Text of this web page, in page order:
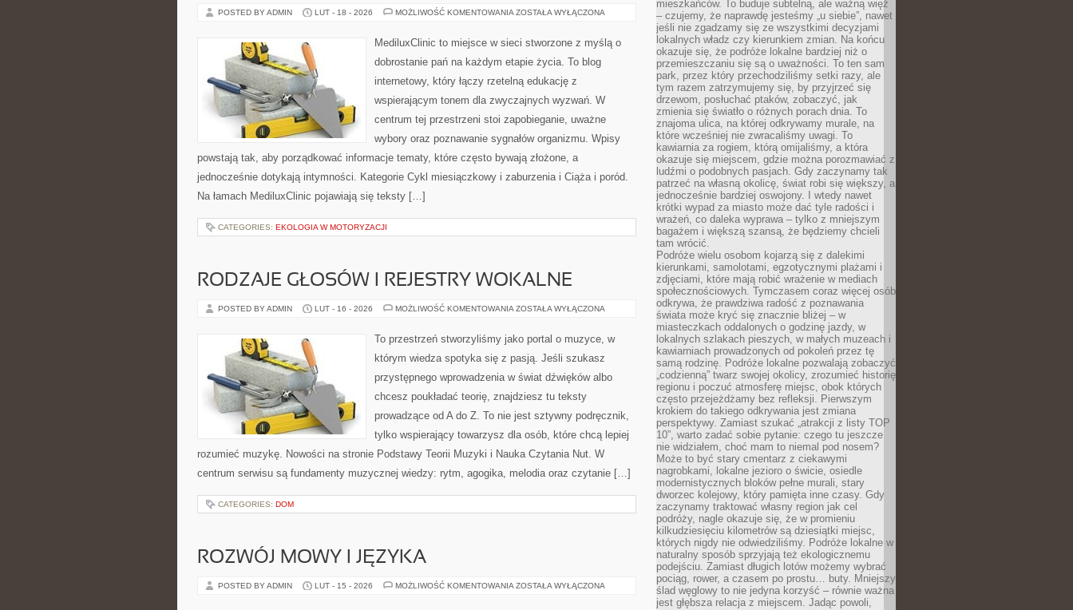
POSTED BY ADMIN LUT - 18 - 2026 MOŻLIWOŚĆ KOMENTOWANIA CHOROBY
ZOSTAŁA WYŁĄCZONA
MediluxClinic to miejsce w sieci stworzone z myślą o
dobrostanie pań na każdym etapie życia. To blog
internetowy, który łączy rzetelną edukację z
wspierającym tonem dla zwyczajnych wyzwań. W
centrum tej przestrzeni stoi zapobieganie, uważne
wybory oraz poznawanie sygnałów organizmu. Wpisy
powstają tak, aby porządkować informacje tematy, które często bywają złożone, a
jednocześnie dotykają intymności. Kategorie Cykl miesiączkowy i zaburzenia i Ciąża i poród.
Na łamach MediluxClinic pojawiają się teksty […]
CATEGORIES: EKOLOGIA W MOTORYZACJI
RODZAJE GŁOSÓW I REJESTRY WOKALNE
POSTED BY ADMIN LUT - 16 - 2026 MOŻLIWOŚĆ KOMENTOWANIA RODZAJE
REJESTRY
WOKALNE
ZOSTAŁA WYŁĄCZONA
To przestrzeń stworzyliśmy jako portal o muzyce, w
którym wiedza spotyka się z pasją. Jeśli szukasz
przystępnego wprowadzenia w świat dźwięków albo
chcesz poukładać teorię, znajdziesz tu teksty
prowadzące od A do Z. To nie jest sztywny podręcznik,
tylko wspierający towarzysz dla osób, które chcą lepiej
rozumieć muzykę. Nowości na stronie Podstawy Teorii Muzyki i Nauka Czytania Nut. W
centrum serwisu są fundamenty muzycznej wiedzy: rytm, agogika, melodia oraz czytanie […]
CATEGORIES: DOM
ROZWÓJ MOWY I JĘZYKA
POSTED BY ADMIN LUT - 15 - 2026 MOŻLIWOŚĆ KOMENTOWANIA ROZWÓJ
ZOSTAŁA WYŁĄCZONA
mieszkańców. To buduje subtelną, ale ważną więź
– czujemy, że naprawdę jesteśmy „u siebie”, nawet
jeśli nie zgadzamy się ze wszystkimi decyzjami
lokalnych władz czy kierunkiem zmian. Na końcu
okazuje się, że podróże lokalne bardziej niż o
przemieszczaniu się są o uważności. To ten sam
park, przez który przechodziliśmy setki razy, ale
tym razem zatrzymujemy się, by przyjrzeć się
drzewom, posłuchać ptaków, zobaczyć, jak
zmienia się światło o różnych porach dnia. To
znajoma ulica, na której odkrywamy murale, na
które wcześniej nie zwracaliśmy uwagi. To
kawiarnia za rogiem, którą omijaliśmy, a która
okazuje się miejscem, gdzie można porozmawiać z
ludźmi o podobnych pasjach. Gdy zaczynamy tak
patrzeć na własną okolicę, świat robi się większy, a
jednocześnie bardziej oswojony. I wtedy nawet
krótki wypad za miasto może dać tyle radości i
wrażeń, co daleka wyprawa – tylko z mniejszym
bagażem i większą szansą, że będziemy chcieli
tam wrócić.
Podróże wielu osobom kojarzą się z dalekimi
kierunkami, samolotami, egzotycznymi plażami i
zdjęciami, które mają robić wrażenie w mediach
społecznościowych. Tymczasem coraz więcej osób
odkrywa, że prawdziwa radość z poznawania
świata może kryć się znacznie bliżej – w
miasteczkach oddalonych o godzinę jazdy, w
lokalnych szlakach pieszych, w małych muzeach i
kawiarniach prowadzonych od pokoleń przez tę
samą rodzinę. Podróże lokalne pozwalają zobaczyć
„codzienną” twarz swojej okolicy, zrozumieć historię
regionu i poczuć atmosferę miejsc, obok których
często przejeżdżamy bez refleksji. Pierwszym
krokiem do takiego odkrywania jest zmiana
perspektywy. Zamiast szukać „atrakcji z listy TOP
10”, warto zadać sobie pytanie: czego tu jeszcze
nie widziałem, choć mam to niemal pod nosem?
Może to być stary cmentarz z ciekawymi
nagrobkami, lokalne jezioro o świcie, osiedle
modernistycznych bloków pełne murali, stary
dworzec kolejowy, który pamięta inne czasy. Gdy
zaczynamy traktować własny region jak cel
podróży, nagle okazuje się, że w promieniu
kilkudziesięciu kilometrów są dziesiątki miejsc,
których nigdy nie odwiedziliśmy. Podróże lokalne w
naturalny sposób sprzyjają też ekologicznemu
podejściu. Zamiast długich lotów możemy wybrać
pociąg, rower, a czasem po prostu… buty. Mniejszy
ślad węglowy to nie jedyna korzyść – równie ważna
jest głębsza relacja z miejscem. Jadąc powoli,